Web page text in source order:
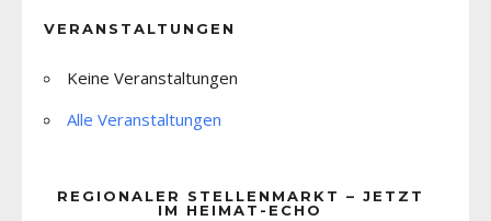
VERANSTALTUNGEN
Keine Veranstaltungen
Alle Veranstaltungen
REGIONALER STELLENMARKT – JETZT
IM HEIMAT-ECHO